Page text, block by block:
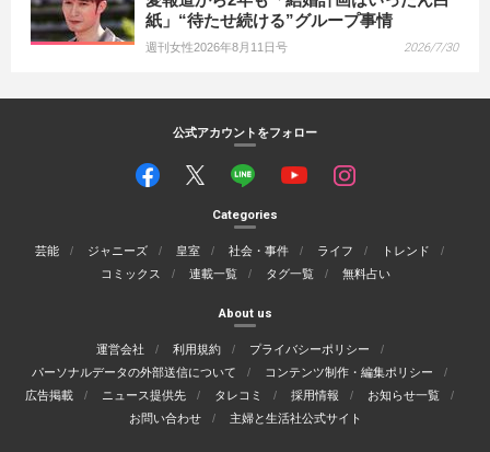
紙」“待たせ続ける”グループ事情
週刊女性2026年8月11日号 2026/7/30
公式アカウントをフォロー
Categories
芸能 ジャニーズ 皇室 社会・事件 ライフ
トレンド
コミックス
連載一覧 タグ一覧 無料占い
About us
運営会社 利用規約
プライバシーポリシー
パーソナルデータの外部送信について
コンテンツ制作・編集ポリシー
広告掲載
ニュース提供先 タレコミ 採用情報
お知らせ一覧
お問い合わせ
主婦と生活社公式サイト